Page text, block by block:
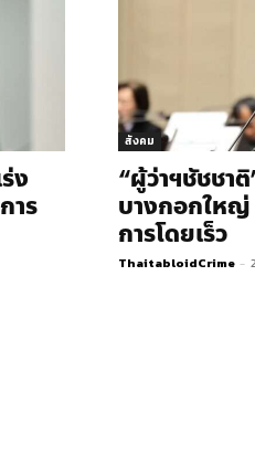
ง
าร
สังคม
“ผู้ว่าฯชัชชา
บางกอกใหญ่
การโดยเร็ว
ThaitabloidCrime -